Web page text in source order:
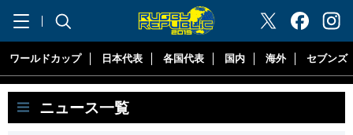
"ラグビーリパブリック"
ワールドカップ 日本代表 各国代表 国内 海外 セブンズ
ニュース一覧